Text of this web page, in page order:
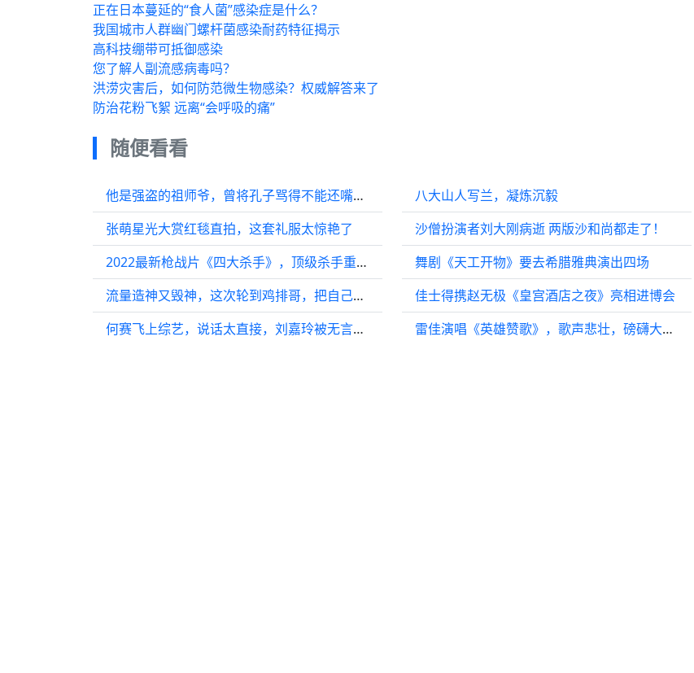
正在日本蔓延的“食人菌”感染症是什么？
我国城市人群幽门螺杆菌感染耐药特征揭示
高科技绷带可抵御感染
您了解人副流感病毒吗？
洪涝灾害后，如何防范微生物感染？权威解答来了
防治花粉飞絮 远离“会呼吸的痛”
随便看看
他是强盗的祖师爷，曾将孔子骂得不能还嘴，死因成千古谜团
张萌星光大赏红毯直拍，这套礼服太惊艳了
2022最新枪战片《四大杀手》，顶级杀手重出江湖，血洗东南亚第一黑帮！
流量造神又毁神，这次轮到鸡排哥，把自己炸糊了
何赛飞上综艺，说话太直接，刘嘉玲被无言以对，宁静不敢吱声
八大山人写兰，凝炼沉毅
沙僧扮演者刘大刚病逝 两版沙和尚都走了！
舞剧《天工开物》要去希腊雅典演出四场
佳士得携赵无极《皇宫酒店之夜》亮相进博会
雷佳演唱《英雄赞歌》，歌声悲壮，磅礴大气，向英雄致敬！